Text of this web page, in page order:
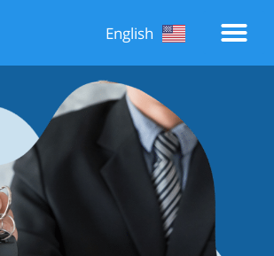
English